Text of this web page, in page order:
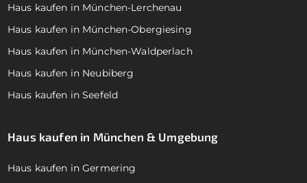
Haus kaufen in München-Lerchenau
Haus kaufen in München-Obergiesing
Haus kaufen in München-Waldperlach
Haus kaufen in Neubiberg
Haus kaufen in Seefeld
Haus kaufen in München & Umgebung
Haus kaufen in Germering